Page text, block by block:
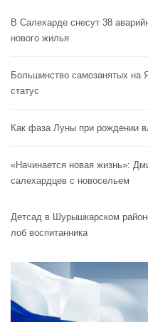
В Салехарде снесут 38
нового жилья
Большинство самозанятых на
статус
Как фаза Луны при рождении
«Начинается новая жизнь»:
салехардцев с новосельем
Детсад в Шурышкарском
лоб воспитанника